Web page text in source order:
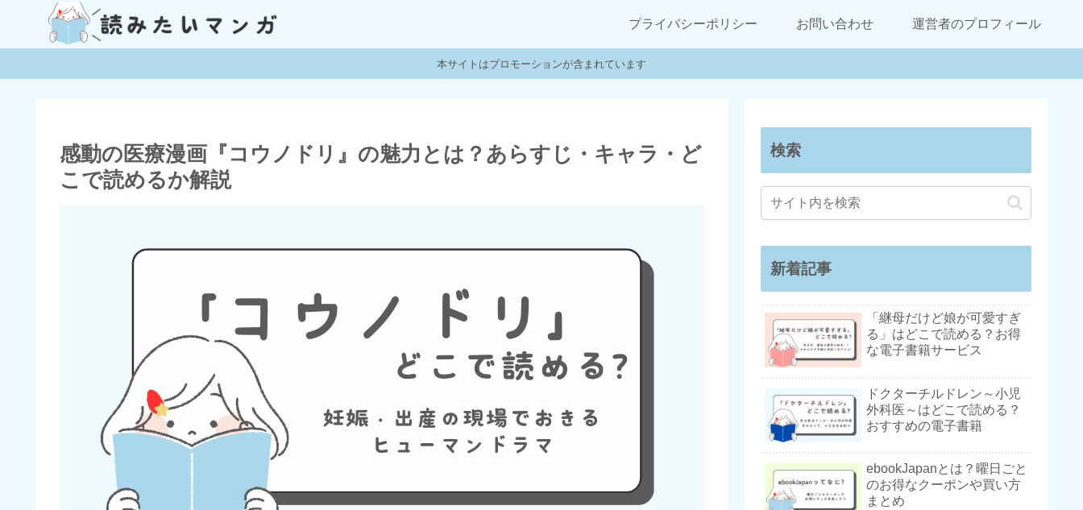
プライバシーポリシー お問い合わせ 運営者のプロフィール
本サイトはプロモーションが含まれています
感動の医療漫画『コウノドリ』の魅力とは？あらすじ・キャラ・ど
こで読めるか解説
検索
新着記事
「継母だけど娘が可愛すぎ
る」はどこで読める？お得
な電子書籍サービス
ドクターチルドレン～小児
外科医～はどこで読める？
おすすめの電子書籍
ebookJapanとは？曜日ごと
のお得なクーポンや買い方
まとめ